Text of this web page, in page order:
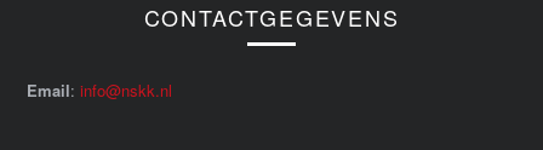
CONTACTGEGEVENS
Email:info@nskk.nl